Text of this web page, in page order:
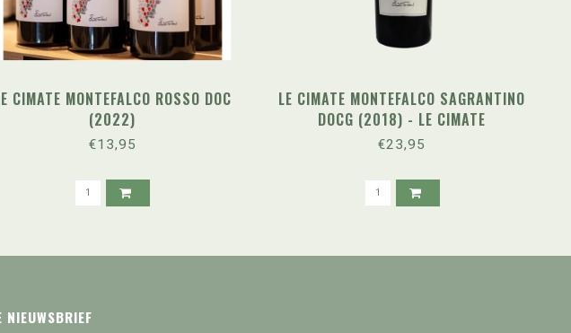
CIMATE MONTEFALCO ROSSO DOC
(2022)
€13,95
LE CIMATE MONTEFALCO SAGRANTINO
DOCG (2018) - LE CIMATE
€23,95
NIEUWSBRIEF